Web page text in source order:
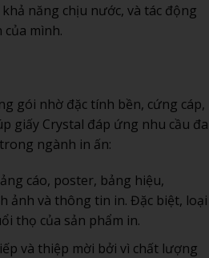
năng chịu nước, và tác động
mình.
gói nhờ đặc tính bền, cứng cáp,
giấy Crystal đáp ứng nhu cầu đa
ngành in ấn:
cáo, poster, bảng hiệu,
ảnh và thông tin in. Đặc biệt, loại
thọ của sản phẩm in.
và thiệp mời bởi vì chất lượng